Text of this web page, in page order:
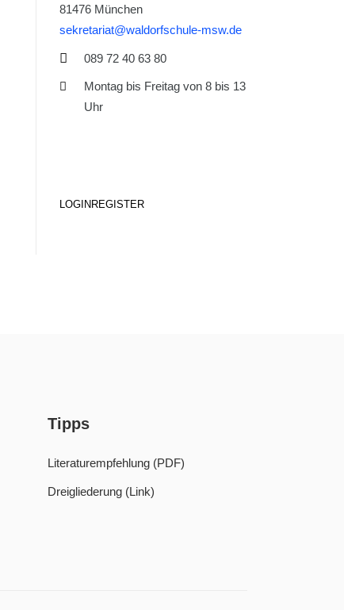
81476 München
sekretariat@waldorfschule-msw.de
089 72 40 63 80
Montag bis Freitag von 8 bis 13
Uhr
LOGIN REGISTER
Tipps
Literaturempfehlung (PDF)
Dreigliederung (Link)